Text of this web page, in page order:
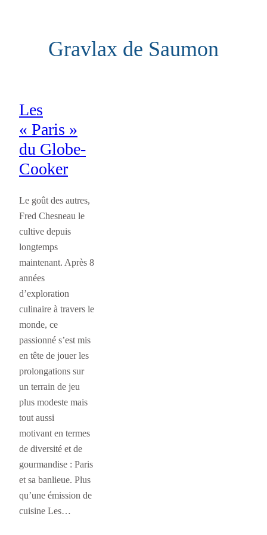
Gravlax de Saumon
Les
« Paris »
du Globe-
Cooker
Le goût des autres,
Fred Chesneau le
cultive depuis
longtemps
maintenant. Après 8
années
d’exploration
culinaire à travers le
monde, ce
passionné s’est mis
en tête de jouer les
prolongations sur
un terrain de jeu
plus modeste mais
tout aussi
motivant en termes
de diversité et de
gourmandise : Paris
et sa banlieue. Plus
qu’une émission de
cuisine Les…